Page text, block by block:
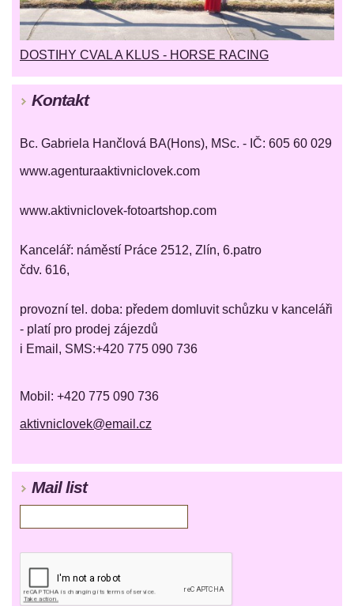
DOSTIHY CVAL A KLUS - HORSE RACING
Kontakt
Bc. Gabriela Hančlová BA(Hons), MSc. - IČ: 605 60 029
www.agenturaaktivniclovek.com
www.aktivniclovek-fotoartshop.com
Kancelář: náměstí Práce 2512, Zlín, 6.patro
čdv. 616,
provozní tel. doba: předem domluvit schůzku v kanceláři
- platí pro prodej zájezdů
i Email, SMS:+420 775 090 736
Mobil: +420 775 090 736
aktivniclovek@email.cz
Mail list